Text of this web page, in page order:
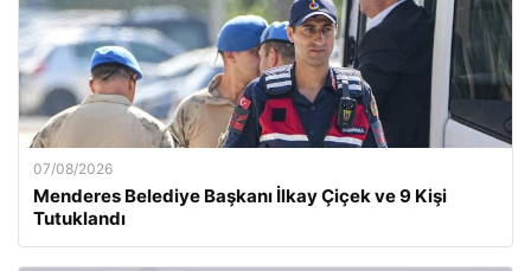
07/08/2026
Menderes Belediye Başkanı İlkay Çiçek ve 9 Kişi
Tutuklandı